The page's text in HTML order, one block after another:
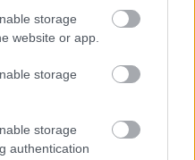
storage
website or app.
storage
storage
authentication
nagy változásokról döntött
visszakapják
János fizetéslevonást
vittek haza
nem akarták a JÉGER